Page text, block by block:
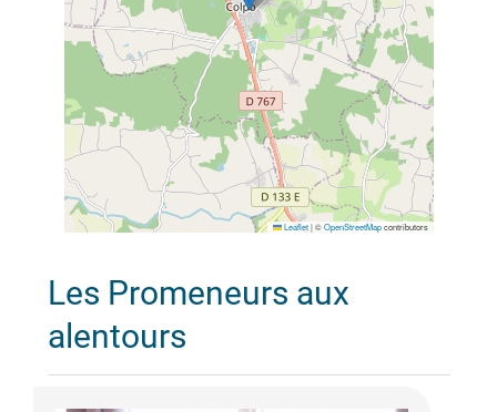
Leaflet |©OpenStreetMapcontributors
Les Promeneurs aux
alentours